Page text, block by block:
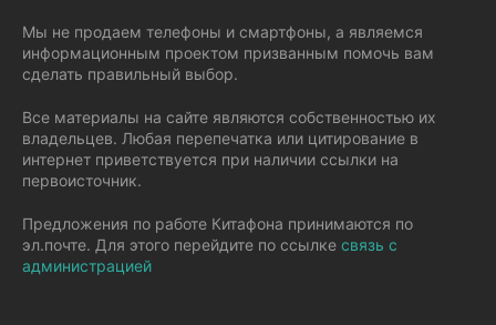
Мы не продаем телефоны и смартфоны, а являемся
информационным проектом призванным помочь вам
сделать правильный выбор.
Все материалы на сайте являются собственностью их
владельцев. Любая перепечатка или цитирование в
интернет приветствуется при наличии ссылки на
первоисточник.
Предложения по работе Китафона принимаются по
эл.почте. Для этого перейдите по ссылке связь с
администрацией